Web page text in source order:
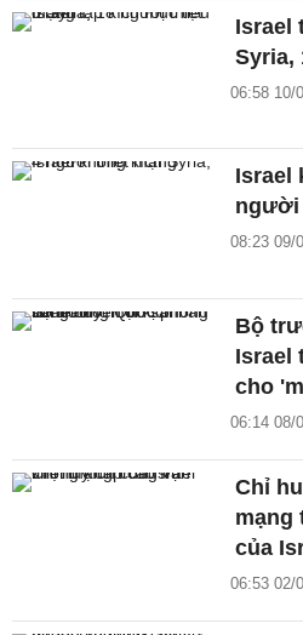
Israel
Syria,
06:58 10/
Israel
người
08:23 09/
Bộ
Israel
cho
06:14 08/
Chỉ
mạng
của
06:53 02/